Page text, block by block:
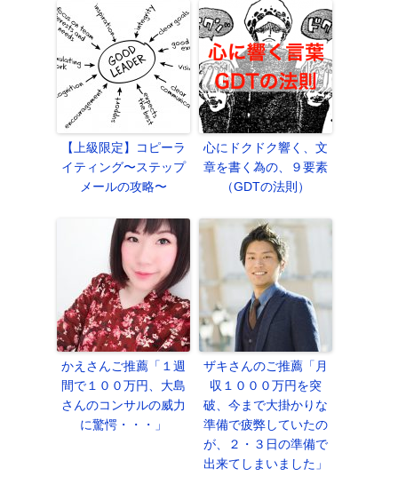
【上級限定】コピーラ
イティング〜ステップ
メールの攻略〜
心にドクドク響く、文
章を書く為の、９要素
（GDTの法則）
かえさんご推薦「１週
間で１００万円、大島
さんのコンサルの威力
に驚愕・・・」
ザキさんのご推薦「月
収１０００万円を突
破、今まで大掛かりな
準備で疲弊していたの
が、２・３日の準備で
出来てしまいました」